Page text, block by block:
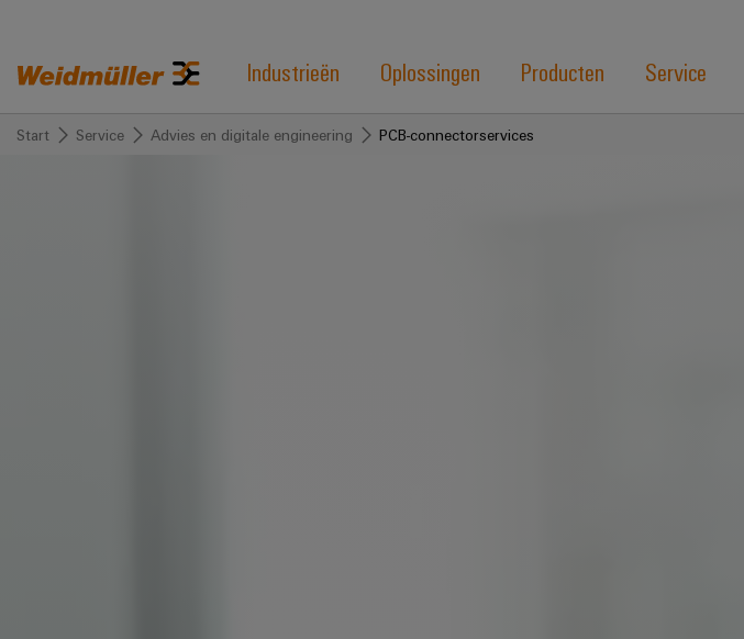
Industrieën Oplossingen Producten Service
Start Service Advies en digitale engineering PCB-connectorservices